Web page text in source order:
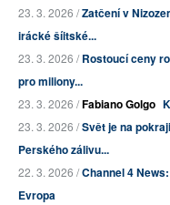
23. 3. 2026 /Zatčení v
irácké šíitské...
23. 3. 2026 /Rostoucí ceny
pro miliony...
23. 3. 2026 /Fabiano Golgo
23. 3. 2026 /Svět je na
Perského zálivu...
22. 3. 2026 /Channel 4
Evropa